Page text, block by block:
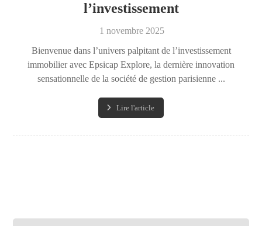
l’investissement
1 novembre 2025
Bienvenue dans l’univers palpitant de l’investissement
immobilier avec Epsicap Explore, la dernière innovation
sensationnelle de la société de gestion parisienne ...
Lire l'article